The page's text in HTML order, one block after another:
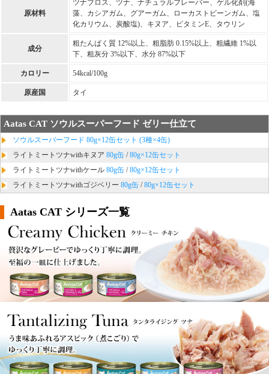
原材料
ツナブロス、ツナ、ナチュラルフレーバー、ゲル化剤(海
藻、カシアガム、グアーガム、ローカストビーンガム、塩
化カリウム、炭酸塩)、キヌア、ビタミンE、タウリン
成分
粗たんぱく質 12%以上、粗脂肪 0.15%以上、粗繊維 1%以
下、粗灰分 3%以下、水分 87%以下
カロリー 54kcal/100g
原産国 タイ
Aatas CAT ソウルスーパーフード ゼリー仕立て
ソウルスーパーフード 80g×12缶セット (3種×4缶)
ライトミートツナwithキヌア 80g缶 /80g×12缶セット
ライトミートツナwithケール 80g缶 /80g×12缶セット
ライトミートツナwithゴジベリー 80g缶 /80g×12缶セット
Aatas CAT シリーズ一覧